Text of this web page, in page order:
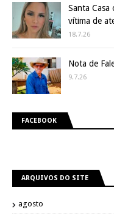
Santa Casa
vítima de
18.7.26
Nota de
9.7.26
FACEBOOK
ARQUIVOS DO SITE
agosto